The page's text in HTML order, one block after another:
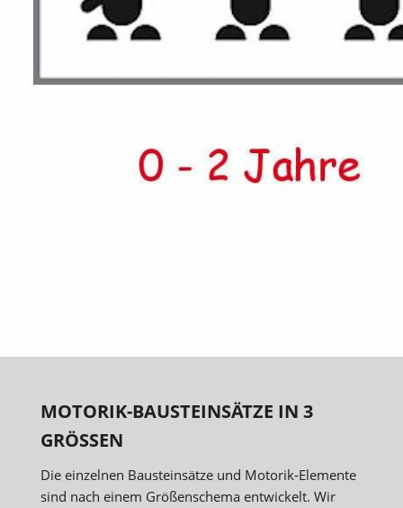
MOTORIK-BAUSTEINSÄTZE IN 3
GRÖSSEN
Die einzelnen Bausteinsätze und Motorik-Elemente
sind nach einem Größenschema entwickelt. Wir